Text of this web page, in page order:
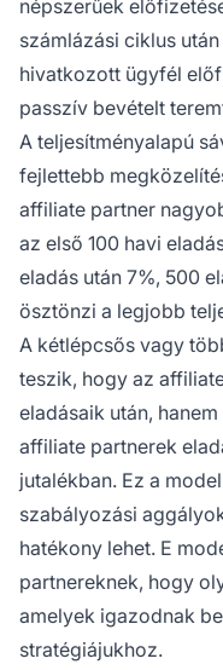
népszerűek
számlázási ciklus
hivatkozott ügyfél
passzív bevételt
A teljesítményalapú
fejlettebb
affiliate partner
az első 100 havi
eladás után 7%, 500
ösztönzi a legjobb
A kétlépcsős vagy
teszik, hogy az
eladásaik után,
affiliate partnerek
jutalékban. Ez a
szabályozási
hatékony lehet. E
partnereknek, hogy
amelyek igazodnak
stratégiájukhoz.